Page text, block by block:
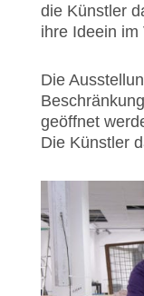
die Künstler
ihre Ideein im
Die
geöffnet
Die Künstler